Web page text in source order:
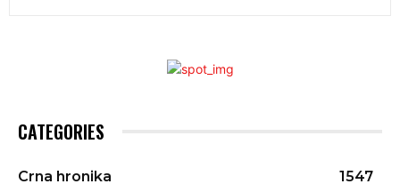
CATEGORIES
Crna hronika
1547